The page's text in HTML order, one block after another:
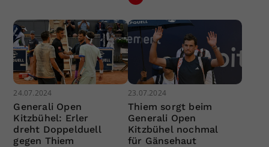
24.07.2024
Generali Open
Kitzbühel: Erler
dreht Doppelduell
gegen Thiem
23.07.2024
Thiem sorgt beim
Generali Open
Kitzbühel nochmal
für Gänsehaut